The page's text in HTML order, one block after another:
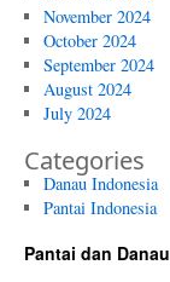
November 2024
October 2024
September 2024
August 2024
July 2024
Categories
Danau Indonesia
Pantai Indonesia
Pantai dan Danau